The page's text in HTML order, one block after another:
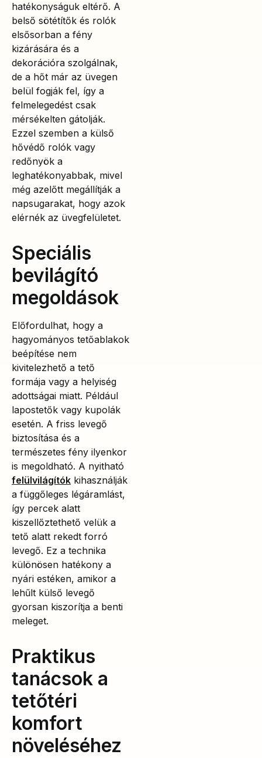
hatékonyságuk eltérő. A
belső sötétítők és rolók
elsősorban a fény
kizárására és a
dekorációra szolgálnak,
de a hőt már az üvegen
belül fogják fel, így a
felmelegedést csak
mérsékelten gátolják.
Ezzel szemben a külső
hővédő rolók vagy
redőnyök a
leghatékonyabbak, mivel
még azelőtt megállítják a
napsugarakat, hogy azok
elérnék az üvegfelületet.
Speciális
bevilágító
megoldások
Előfordulhat, hogy a
hagyományos tetőablakok
beépítése nem
kivitelezhető a tető
formája vagy a helyiség
adottságai miatt. Például
lapostetők vagy kupolák
esetén. A friss levegő
biztosítása és a
természetes fény ilyenkor
is megoldható. A nyitható
felülvilágítók kihasználják
a függőleges légáramlást,
így percek alatt
kiszellőztethető velük a
tető alatt rekedt forró
levegő. Ez a technika
különösen hatékony a
nyári estéken, amikor a
lehűlt külső levegő
gyorsan kiszorítja a benti
meleget.
Praktikus
tanácsok a
tetőtéri
komfort
növeléséhez